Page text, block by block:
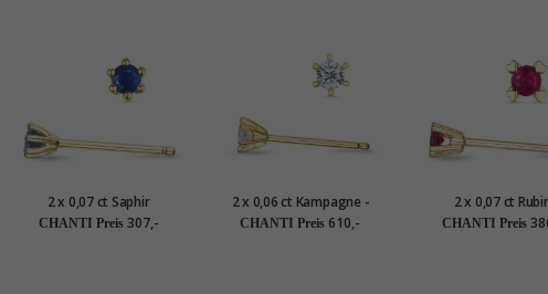
2 x 0,07 ct Saphir
Solitärohrstecker in 9 Karat
CHANTI Preis 307,-
2 x 0,06 ct Kampagne -
Ohrstecker in 14 Karat Gold
CHANTI Preis 610,-
2 x 0,07 ct
Solitärohrstecker
CHANTI Preis